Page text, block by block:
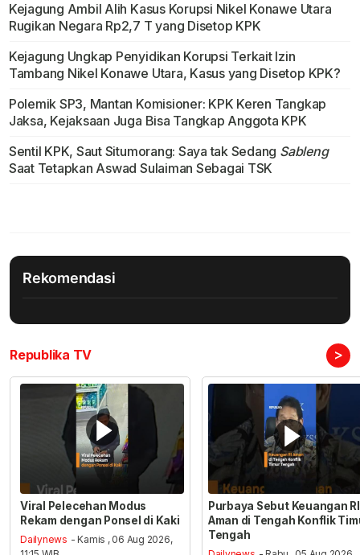
Kejagung Ambil Alih Kasus Korupsi Nikel Konawe Utara
Rugikan Negara Rp2,7 T yang Disetop KPK
Kejagung Ungkap Penyidikan Korupsi Terkait Izin
Tambang Nikel Konawe Utara, Kasus yang Disetop KPK?
Polemik SP3, Mantan Komisioner: KPK Keren Tangkap
Jaksa, Kejaksaan Juga Bisa Tangkap Anggota KPK
Sentil KPK, Saut Situmorang: Saya tak Sedang Sableng
Saat Tetapkan Aswad Sulaiman Sebagai TSK
Rekomendasi
Republika TV >
Viral Pelecehan Modus
Rekam dengan Ponsel di Kaki
Dailynews - Kamis , 06 Aug 2026,
Purbaya Sebut Keuangan RI
Aman di Tengah Konflik
Tengah